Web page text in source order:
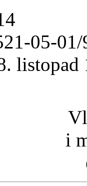
05-
listopad
i